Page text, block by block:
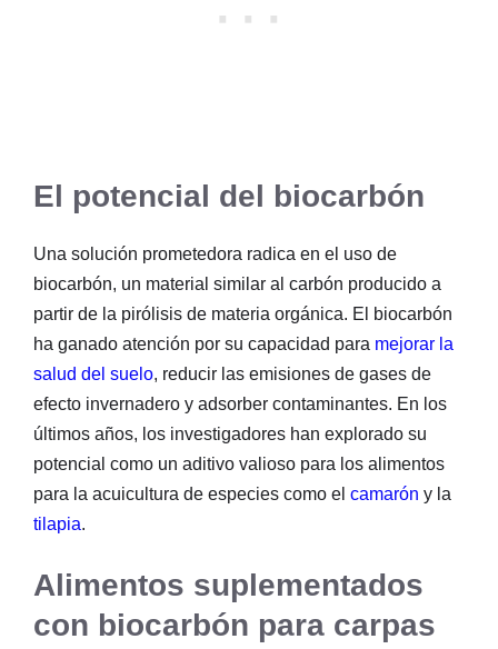
El potencial del biocarbón
Una solución prometedora radica en el uso de
biocarbón, un material similar al carbón producido a
partir de la pirólisis de materia orgánica. El biocarbón
ha ganado atención por su capacidad para mejorar la
salud del suelo, reducir las emisiones de gases de
efecto invernadero y adsorber contaminantes. En los
últimos años, los investigadores han explorado su
potencial como un aditivo valioso para los alimentos
para la acuicultura de especies como el camarón y la
tilapia.
Alimentos suplementados
con biocarbón para carpas